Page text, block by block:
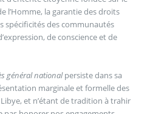
l’Homme, la garantie des droits
spécificités des communautés
de conscience et de
général nationalpersiste dans sa
marginale et formelle des
et n’étant de tradition à trahir